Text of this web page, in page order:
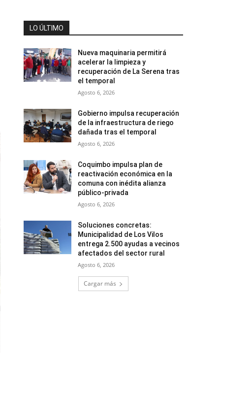
LO ÚLTIMO
Nueva maquinaria permitirá
acelerar la limpieza y
recuperación de La Serena tras
el temporal
Agosto 6, 2026
Gobierno impulsa recuperación
de la infraestructura de riego
dañada tras el temporal
Agosto 6, 2026
Coquimbo impulsa plan de
reactivación económica en la
comuna con inédita alianza
público-privada
Agosto 6, 2026
Soluciones concretas:
Municipalidad de Los Vilos
entrega 2.500 ayudas a vecinos
afectados del sector rural
Agosto 6, 2026
Cargar más